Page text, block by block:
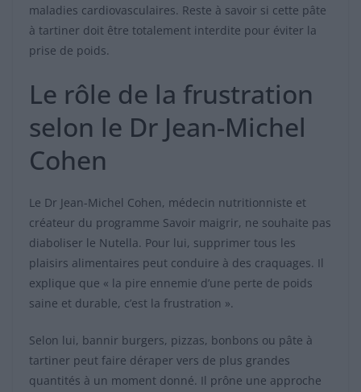
maladies cardiovasculaires. Reste à savoir si cette pâte
à tartiner doit être totalement interdite pour éviter la
prise de poids.
Le rôle de la frustration
selon le Dr Jean-Michel
Cohen
Le Dr Jean-Michel Cohen, médecin nutritionniste et
créateur du programme Savoir maigrir, ne souhaite pas
diaboliser le Nutella. Pour lui, supprimer tous les
plaisirs alimentaires peut conduire à des craquages. Il
explique que « la pire ennemie d’une perte de poids
saine et durable, c’est la frustration ».
Selon lui, bannir burgers, pizzas, bonbons ou pâte à
tartiner peut faire déraper vers de plus grandes
quantités à un moment donné. Il prône une approche